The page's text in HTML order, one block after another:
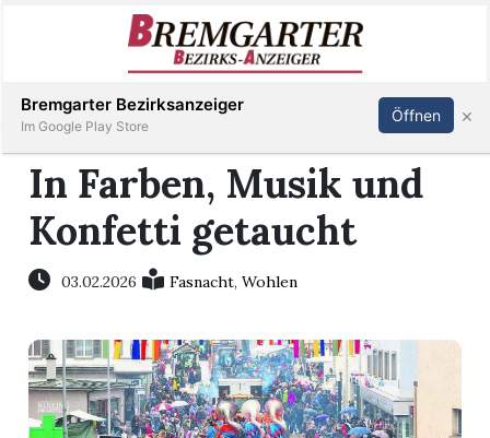
Immobilien
Veranstaltungen
Stellen
E-
Paper
Inserieren Abonnieren Anmelden
In Farben, Musik und
Konfetti getaucht
03.02.2026 Fasnacht,Wohlen
Bremgarter Bezirksanzeiger
Im Google Play Store
Öffnen ×